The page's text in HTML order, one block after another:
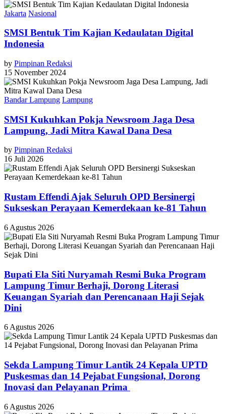
Jakarta Nasional
SMSI Bentuk Tim Kajian Kedaulatan Digital
Indonesia
by Pimpinan Redaksi
15 November 2024
Bandar Lampung Lampung
SMSI Kukuhkan Pokja Newsroom Jaga Desa
Lampung, Jadi Mitra Kawal Dana Desa
by Pimpinan Redaksi
16 Juli 2026
Rustam Effendi Ajak Seluruh OPD Bersinergi
Sukseskan Perayaan Kemerdekaan ke-81 Tahun
6 Agustus 2026
Bupati Ela Siti Nuryamah Resmi Buka Program
Lampung Timur Berhaji, Dorong Literasi
Keuangan Syariah dan Perencanaan Haji Sejak
Dini
6 Agustus 2026
‎Sekda Lampung Timur Lantik 24 Kepala UPTD
Puskesmas dan 14 Pejabat Fungsional, Dorong
Inovasi dan Pelayanan Prima ‎
6 Agustus 2026